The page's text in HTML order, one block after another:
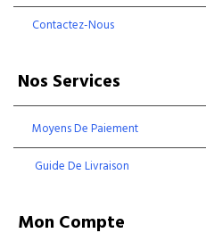
Contactez-Nous
Nos Services
Moyens De Paiement
Guide De Livraison
Mon Compte